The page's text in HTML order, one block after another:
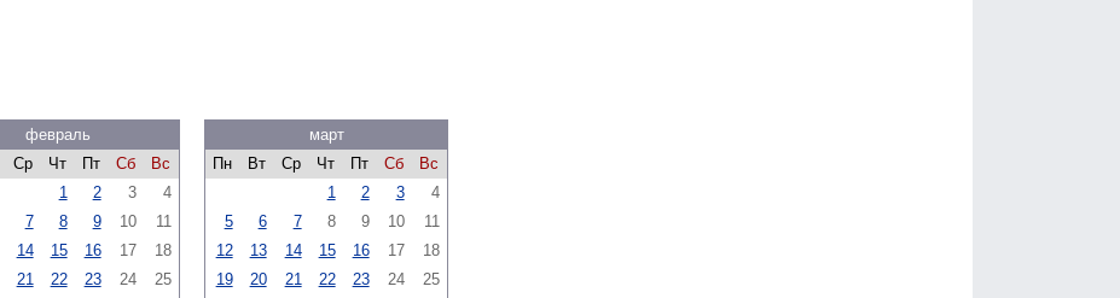
февраль
Ср Чт Пт Сб
Вс
1
2 3
4
7 8 9 10
11
14 15 16 17
18
21 22 23 24
25
март
Пн
Вт Ср Чт Пт Сб
Вс
1
2 3
4
5
6 7 8 9 10
11
12
13 14 15 16 17
18
19
20 21 22 23 24
25